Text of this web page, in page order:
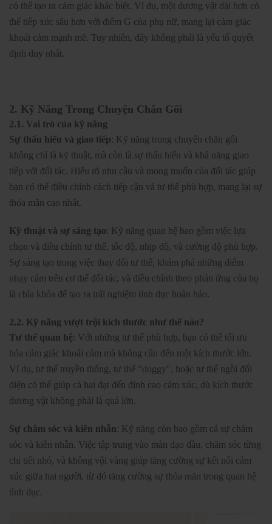
có thể tạo ra cảm giác khác biệt. Ví dụ, một dương vật dài hơn có
thể tiếp xúc sâu hơn với điểm G của phụ nữ, mang lại cảm giác
khoái cảm mạnh mẽ. Tuy nhiên, đây không phải là yếu tố quyết
định duy nhất.
2. Kỹ Năng Trong Chuyện Chăn Gối
2.1. Vai trò của kỹ năng
Sự thấu hiểu và giao tiếp: Kỹ năng trong chuyện chăn gối
không chỉ là kỹ thuật, mà còn là sự thấu hiểu và khả năng giao
tiếp với đối tác. Hiểu rõ nhu cầu và mong muốn của đối tác giúp
bạn có thể điều chỉnh cách tiếp cận và tư thế phù hợp, mang lại sự
thỏa mãn cao nhất.
Kỹ thuật và sự sáng tạo: Kỹ năng quan hệ bao gồm việc lựa
chọn và điều chỉnh tư thế, tốc độ, nhịp độ, và cường độ phù hợp.
Sự sáng tạo trong việc thay đổi tư thế, khám phá những điểm
nhạy cảm trên cơ thể đối tác, và điều chỉnh theo phản ứng của họ
là chìa khóa để tạo ra trải nghiệm tình dục hoàn hảo.
2.2. Kỹ năng vượt trội kích thước như thế nào?
Tư thế quan hệ: Với những tư thế phù hợp, bạn có thể tối ưu
hóa cảm giác khoái cảm mà không cần đến một kích thước lớn.
Ví dụ, tư thế truyền thống, tư thế "doggy", hoặc tư thế ngồi đối
diện có thể giúp cả hai đạt đến đỉnh cao cảm xúc, dù kích thước
dương vật không phải là quá lớn.
Sự chăm sóc và kiên nhẫn: Kỹ năng còn bao gồm cả sự chăm
sóc và kiên nhẫn. Việc tập trung vào màn dạo đầu, chăm sóc từng
chi tiết nhỏ, và không vội vàng giúp tăng cường sự kết nối cảm
xúc giữa hai người, từ đó tăng cường sự thỏa mãn trong quan hệ
tình dục.